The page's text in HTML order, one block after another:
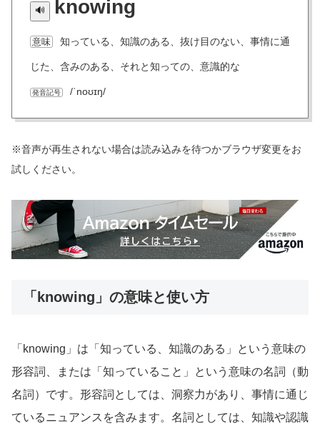
knowing
意味 知っている、知識のある、抜け目のない、事情に通
じた、含みのある、それと知っての、意識的な
発音記号 /ˈnoʊɪŋ/
※音声が再生されない場合は読み込みを待つかブラウザ変更をお
試しください。
「knowing」の意味と使い方
「knowing」は「知っている、知識のある」という意味の
形容詞、または「知っていること」という意味の名詞（動
名詞）です。形容詞としては、洞察力があり、事情に通じ
ているニュアンスを含みます。名詞としては、知識や認識